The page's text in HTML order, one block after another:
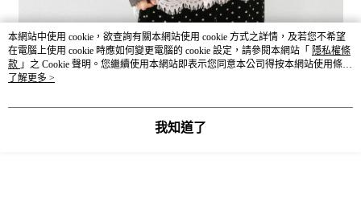
本網站中使用 cookie，欲查詢有關本網站使用 cookie 方式之詳情，及若您不希望
在電腦上使用 cookie 時應如何變更電腦的 cookie 設定，請參閱本網站「 隱私權條
款 」之 Cookie 聲明。您繼續使用本網站即表示您同意本公司得按本網站使用條款
之 Cookie 聲明使用 cookie。
了解更多 >
我知道了